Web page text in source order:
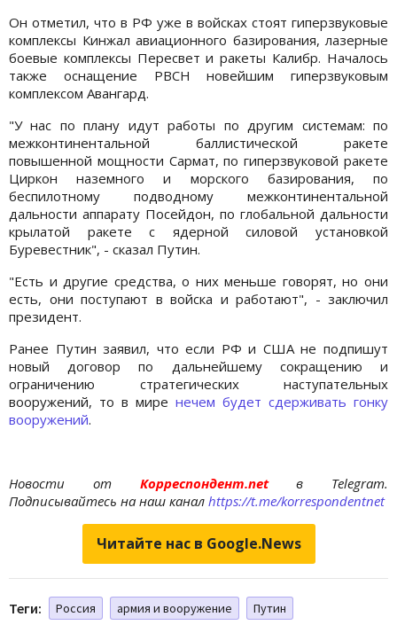
Он отметил, что в РФ уже в войсках стоят гиперзвуковые
комплексы Кинжал авиационного базирования, лазерные
боевые комплексы Пересвет и ракеты Калибр. Началось
также оснащение РВСН новейшим гиперзвуковым
комплексом Авангард.
"У нас по плану идут работы по другим системам: по
межконтинентальной баллистической ракете
повышенной мощности Сармат, по гиперзвуковой ракете
Циркон наземного и морского базирования, по
беспилотному подводному межконтинентальной
дальности аппарату Посейдон, по глобальной дальности
крылатой ракете с ядерной силовой установкой
Буревестник", - сказал Путин.
"Есть и другие средства, о них меньше говорят, но они
есть, они поступают в войска и работают", - заключил
президент.
Ранее Путин заявил, что если РФ и США не подпишут
новый договор по дальнейшему сокращению и
ограничению стратегических наступательных
вооружений, то в мире нечем будет сдерживать гонку
вооружений.
Новости отКорреспондент.netв Telegram.
Подписывайтесь на наш канал https://t.me/korrespondentnet
Читайте нас в Google.News
Теги: Россия армия и вооружение
Путин